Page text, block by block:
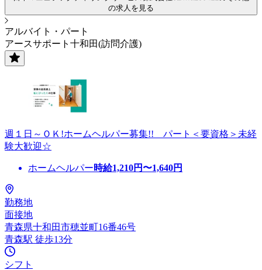
の求人を見る
アルバイト・パート
アースサポート十和田(訪問介護)
週１日～ＯＫ!ホームヘルパー募集!! パート＜要資格＞未経
験大歓迎☆
ホームヘルパー時給1,210円〜1,640円
勤務地
面接地
青森県十和田市穂並町16番46号
青森駅 徒歩13分
シフト